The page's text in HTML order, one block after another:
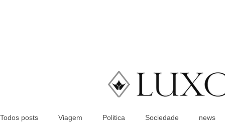
Todos posts Viagem Politica Sociedade news